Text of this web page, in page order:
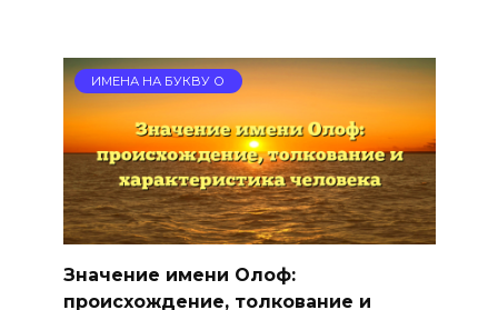
ИМЕНА НА БУКВУ О
Значение имени Олоф:
происхождение, толкование и